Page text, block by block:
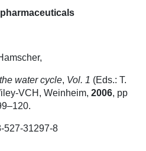
water cycle, Vol. 1 (Eds.: T.
VCH, Weinheim,2006, pp
527-31297-8